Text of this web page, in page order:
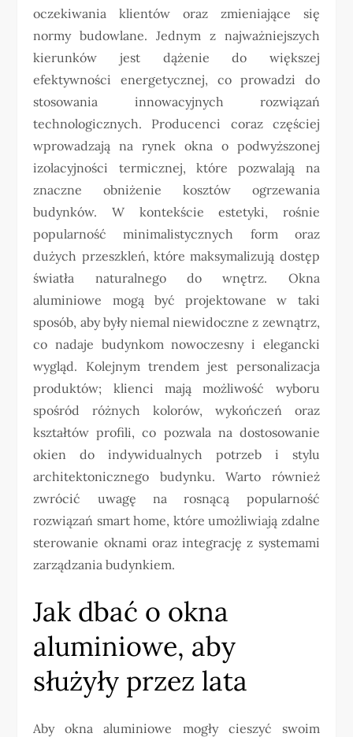
oczekiwania klientów oraz zmieniające się
normy budowlane. Jednym z najważniejszych
kierunków jest dążenie do większej
efektywności energetycznej, co prowadzi do
stosowania innowacyjnych rozwiązań
technologicznych. Producenci coraz częściej
wprowadzają na rynek okna o podwyższonej
izolacyjności termicznej, które pozwalają na
znaczne obniżenie kosztów ogrzewania
budynków. W kontekście estetyki, rośnie
popularność minimalistycznych form oraz
dużych przeszkleń, które maksymalizują dostęp
światła naturalnego do wnętrz. Okna
aluminiowe mogą być projektowane w taki
sposób, aby były niemal niewidoczne z zewnątrz,
co nadaje budynkom nowoczesny i elegancki
wygląd. Kolejnym trendem jest personalizacja
produktów; klienci mają możliwość wyboru
spośród różnych kolorów, wykończeń oraz
kształtów profili, co pozwala na dostosowanie
okien do indywidualnych potrzeb i stylu
architektonicznego budynku. Warto również
zwrócić uwagę na rosnącą popularność
rozwiązań smart home, które umożliwiają zdalne
sterowanie oknami oraz integrację z systemami
zarządzania budynkiem.
Jak dbać o okna
aluminiowe, aby
służyły przez lata
Aby okna aluminiowe mogły cieszyć swoim